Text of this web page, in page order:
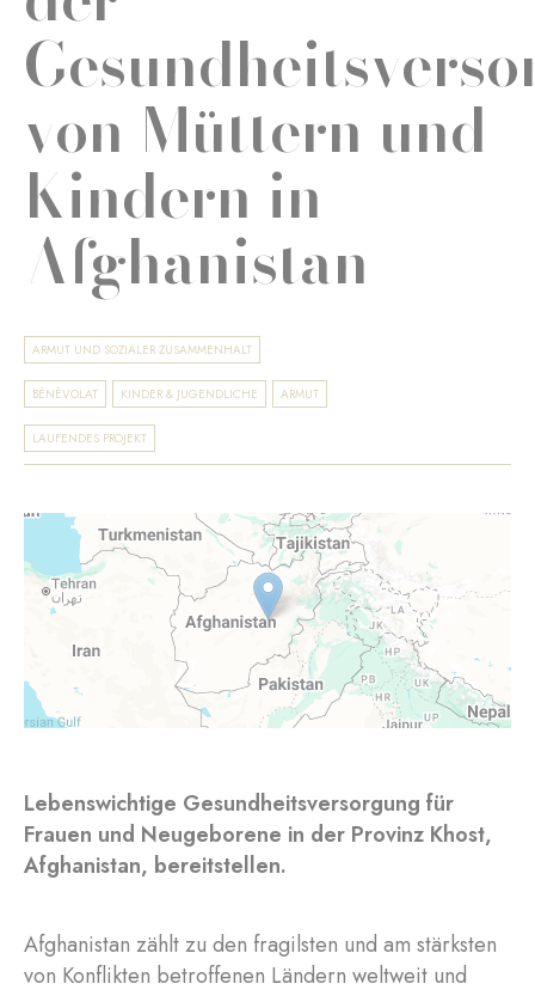
von Müttern und
Kindern in
Afghanistan
ARMUT UND SOZIALER ZUSAMMENHALT
BÉNÉVOLAT KINDER & JUGENDLICHE ARMUT
LAUFENDES PROJEKT
Lebenswichtige Gesundheitsversorgung für
Frauen und Neugeborene in der Provinz Khost,
Afghanistan, bereitstellen.
Afghanistan zählt zu den fragilsten und am stärksten
von Konflikten betroffenen Ländern weltweit und